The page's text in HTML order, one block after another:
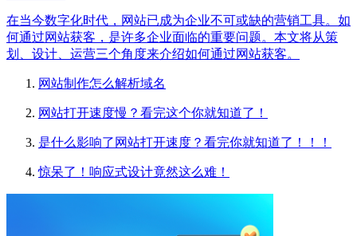
在当今数字化时代，网站已成为企业不可或缺的营销工具。如
何通过网站获客，是许多企业面临的重要问题。本文将从策
划、设计、运营三个角度来介绍如何通过网站获客。
网站制作怎么解析域名
网站打开速度慢？看完这个你就知道了！
是什么影响了网站打开速度？看完你就知道了！！！
惊呆了！响应式设计竟然这么难！